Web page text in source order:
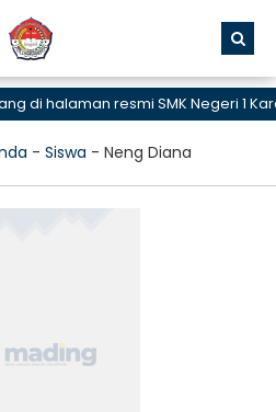
di halaman resmi SMK Negeri 1
- Siswa - Neng Diana